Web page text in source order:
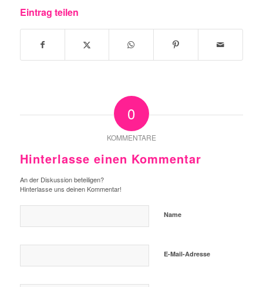
Eintrag teilen
0
KOMMENTARE
Hinterlasse einen Kommentar
An der Diskussion beteiligen?
Hinterlasse uns deinen Kommentar!
Name
E-Mail-Adresse